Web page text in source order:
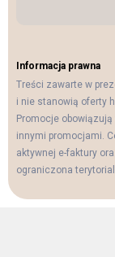
h
i
s
f
i
e
Informacja prawna
Treści zawarte w
i nie stanowią oferty
Promocje
innymi promocjami.
aktywnej e-faktury
ograniczona